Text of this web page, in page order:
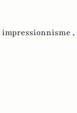
impressionnisme ,